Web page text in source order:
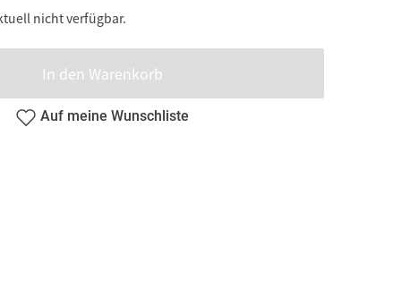
nicht verfügbar.
In den Warenkorb
Auf meine Wunschliste